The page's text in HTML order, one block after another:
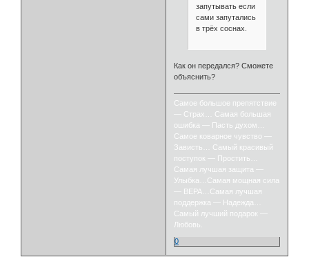
запутывать если
сами запутались
в трёх соснах.
Как он передался? Сможете
объяснить?
Самое большое препятствие
— Страх… Самая большая
ошибка — Пасть духом…
Самое коварное чувство —
Зависть… Самый красивый
поступок — Простить…
Самая лучшая защита —
Улыбка…Самая мощная сила
— ВЕРА…Самая лучшая
поддержка — Надежда…
Самый лучший подарок —
Любовь.
0